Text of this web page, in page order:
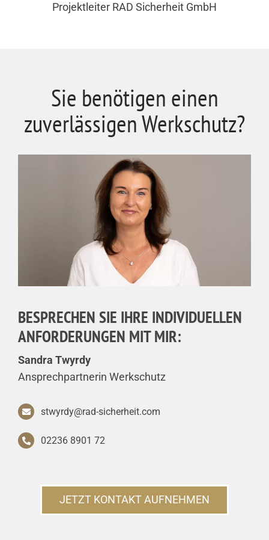
Projektleiter RAD Sicherheit GmbH
Sie benötigen einen
zuverlässigen Werkschutz?
BESPRECHEN SIE IHRE INDIVIDUELLEN
ANFOR­DERUNGEN MIT MIR:
Sandra Twyrdy
Ansprechpartnerin Werkschutz
stwyrdy@rad-sicherheit.com
02236 8901 72
JETZT KONTAKT AUFNEHMEN